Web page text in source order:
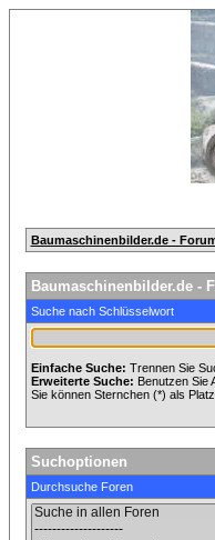
Baumaschinenbilder.de -
Baumaschinenbilder.de -
Suche nach Schlüsselwort
Einfache Suche: Trennen Sie
Erweiterte Suche: Benutzen Sie
Sie können Sternchen (*) als
Suchoptionen
Durchsuche Foren